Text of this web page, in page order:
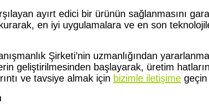
ayırt edici bir ürünün sağlanmasını
en iyi uygulamalara ve en son
Şirketi’nin uzmanlığından
geliştirilmesinden başlayarak, üretim
ve tavsiye almak için bizimle iletişime geçin